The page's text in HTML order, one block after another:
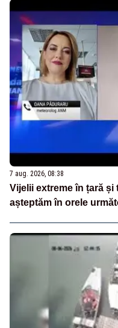
7 aug. 2026, 08:38
Vijelii extreme în țară și
așteptăm în orele